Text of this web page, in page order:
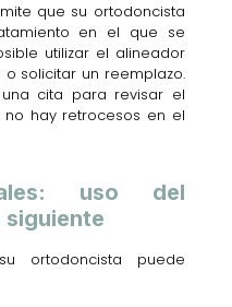
que su ortodoncista
en el que se
utilizar el alineador
solicitar un reemplazo.
cita para revisar el
hay retrocesos en el
uso del
siguiente
ortodoncista puede